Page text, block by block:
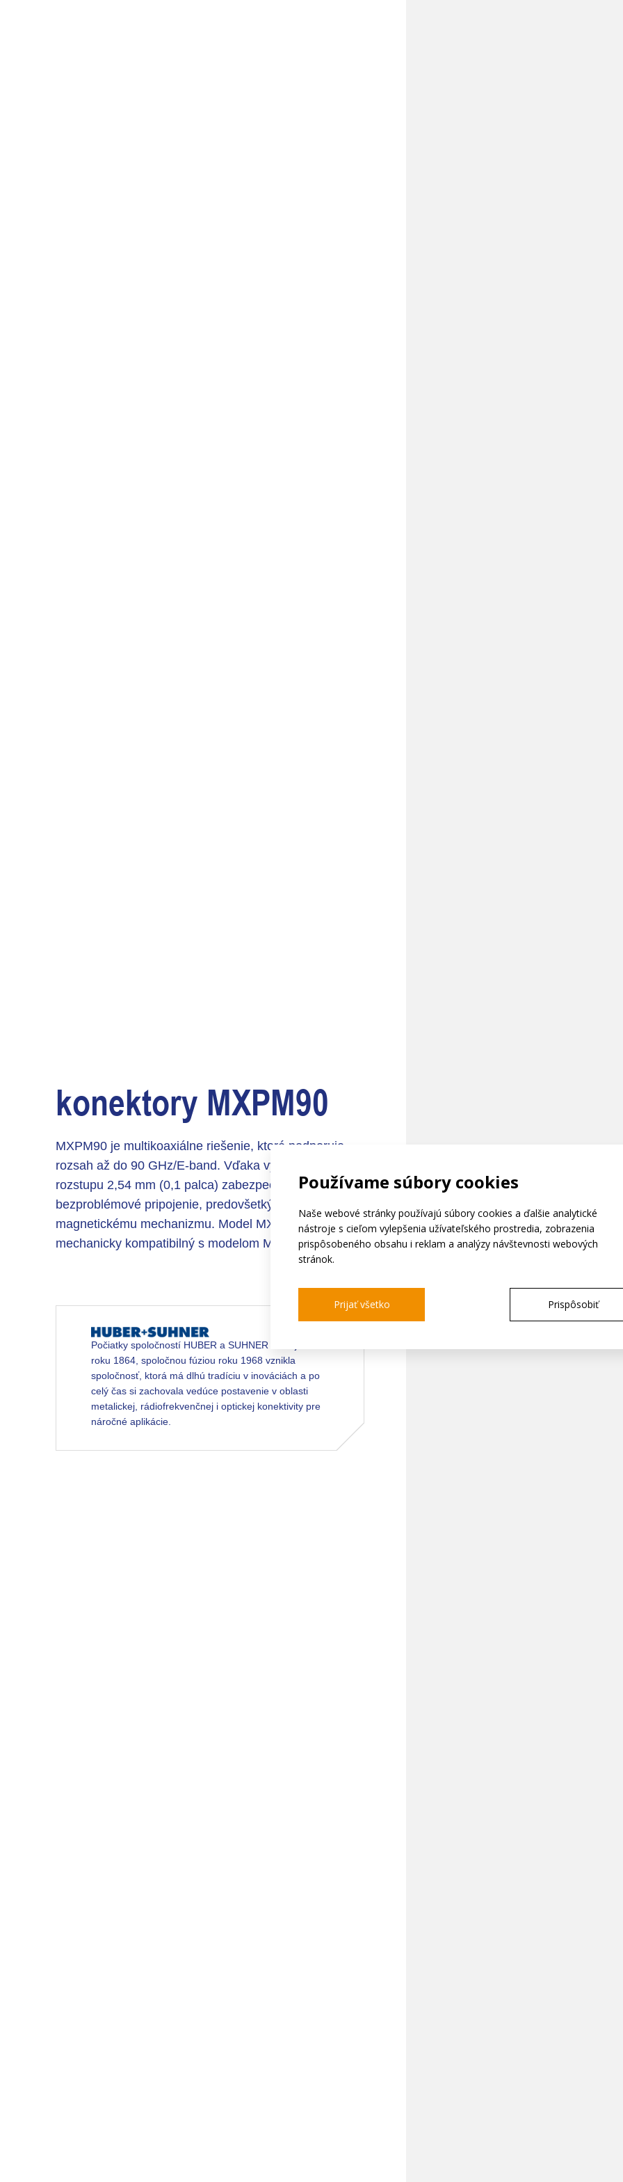
Používame súbory cookies
Naše webové stránky používajú súbory cookies a ďalšie analytické
nástroje s cieľom vylepšenia užívateľského prostredia, zobrazenia
prispôsobeného obsahu i reklam a analýzy návštevnosti webových
stránok.
Prijať všetko Prispôsobiť
konektory MXPM90
MXPM90 je multikoaxiálne riešenie, ktoré podporuje
rozsah až do 90 GHz/E-band. Vďaka vysokej hustote
rozstupu 2,54 mm (0,1 palca) zabezpečuje séria MXPM
bezproblémové pripojenie, predovšetkým vďaka
magnetickému mechanizmu. Model MXPM90 je
mechanicky kompatibilný s modelom MXPM70.
Počiatky spoločností HUBER a SUHNER siahajú do
roku 1864, spoločnou fúziou roku 1968 vznikla
spoločnosť, ktorá má dlhú tradíciu v inováciách a po
celý čas si zachovala vedúce postavenie v oblasti
metalickej, rádiofrekvenčnej i optickej konektivity pre
náročné aplikácie.